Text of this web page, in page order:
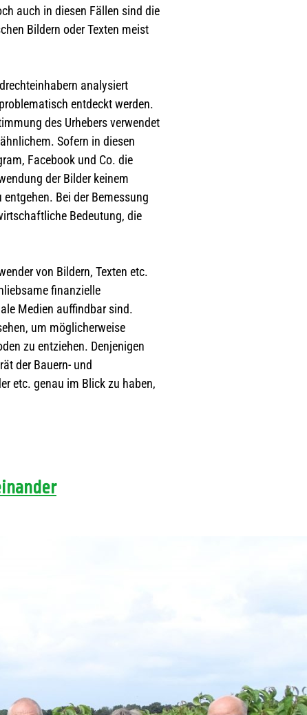
auch in diesen Fällen sind die
Bildern oder Texten meist
analysiert
entdeckt werden.
des Urhebers verwendet
Sofern in diesen
Facebook und Co. die
der Bilder keinem
Bei der Bemessung
Bedeutung, die
von Bildern, Texten etc.
finanzielle
Medien auffindbar sind.
um möglicherweise
zu entziehen. Denjenigen
der Bauern- und
etc. genau im Blick zu haben,